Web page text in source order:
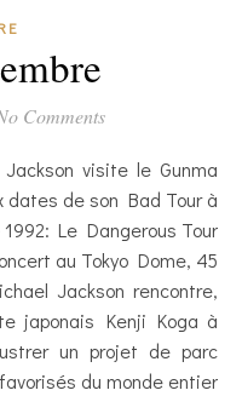
Comments
dates de son Bad Tour à
Le Dangerous Tour
au Tokyo Dome, 45
Jackson rencontre,
japonais Kenji Koga à
un projet de parc
du monde entier